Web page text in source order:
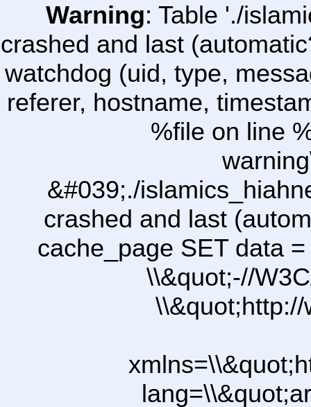
Warning: Table './
crashed and last
watchdog (uid, type,
referer, hostname,
%file on line
&#039;./
crashed and last
cache_page SET data
\\&quot;-//